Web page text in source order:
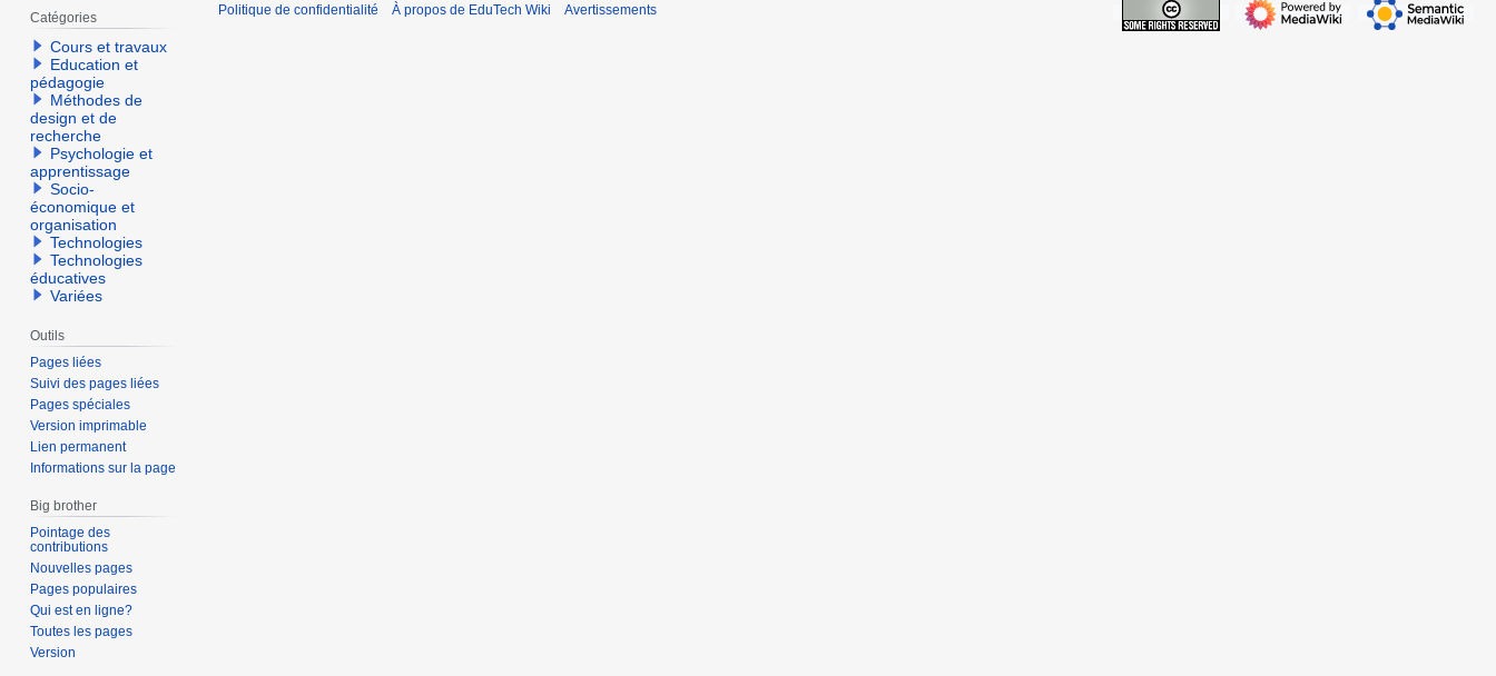
Catégories
Cours et travaux
Education et
pédagogie
Méthodes de
design et de
recherche
Psychologie et
apprentissage
Socio-
économique et
organisation
Technologies
Technologies
éducatives
Variées
Outils
Pages liées
Suivi des pages liées
Pages spéciales
Version imprimable
Lien permanent
Informations sur la page
Big brother
Pointage des
contributions
Nouvelles pages
Pages populaires
Qui est en ligne?
Toutes les pages
Version
Politique de confidentialité À propos de EduTech Wiki Avertissements